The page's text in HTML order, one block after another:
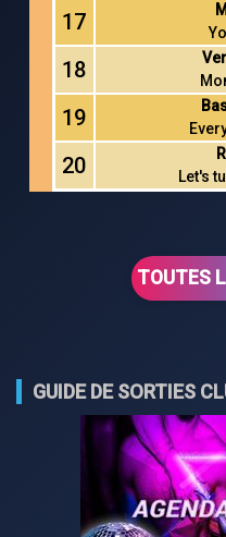
17
18
19
20
Let's
TOUTES
GUIDE DE SORTIES